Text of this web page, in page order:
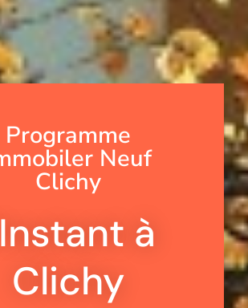
Programme
Neuf
Clichy
à
Clichy